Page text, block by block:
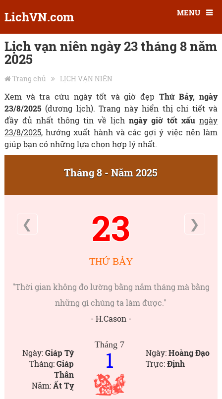
LichVN.com MENU
Lịch vạn niên ngày 23 tháng 8 năm
2025
Trang chủ LỊCH VẠN NIÊN
Xem và tra cứu ngày tốt và giờ đẹp Thứ Bảy, ngày
23/8/2025 (dương lịch). Trang này hiển thị chi tiết và
đầy đủ nhất thông tin về lịchngày giờ tốt xấu ngày
23/8/2025, hướng xuất hành và các gợi ý việc nên làm
giúp bạn có những lựa chọn hợp lý nhất.
Tháng 8 - Năm 2025
❮ 23 ❯
THỨ BẢY
"Thời gian không đo lường bằng năm tháng mà bằng
những gì chúng ta làm được."
- H.Cason -
Ngày:Giáp Tý
Tháng:Giáp
Thân
Năm:Ất Tỵ
Tháng 7
1 Ngày:Hoàng Đạo
Trực:Định